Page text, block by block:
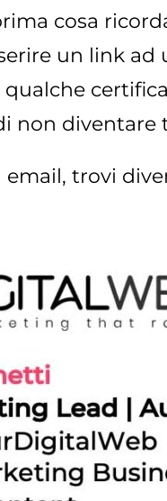
cosa
un link ad
non
trovi